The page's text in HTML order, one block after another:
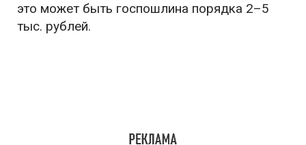
это может быть госпошлина порядка 2–5
тыс. рублей.